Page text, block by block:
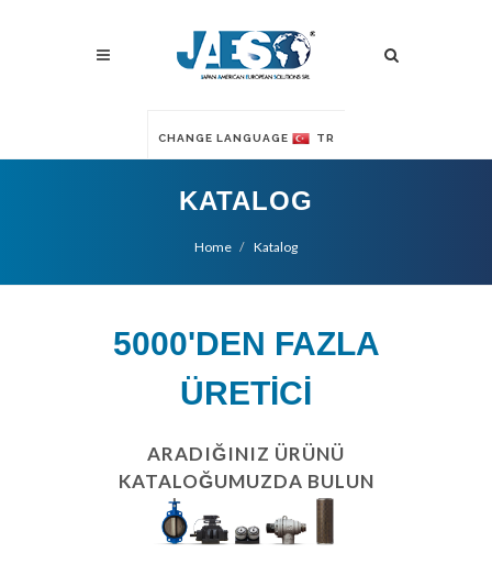
CHANGE LANGUAGE TR
KATALOG
Home Katalog
5000'DEN FAZLA
ÜRETİCİ
ARADIĞINIZ ÜRÜNÜ
KATALOĞUMUZDA BULUN